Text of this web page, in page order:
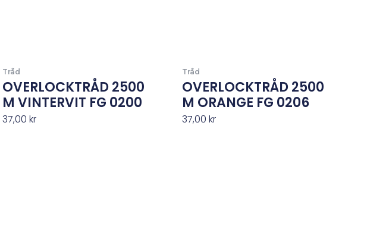
Tråd
OVERLOCKTRÅD 2500
M VINTERVIT FG 0200
37,00 kr
Tråd
OVERLOCKTRÅD 2500
M ORANGE FG 0206
37,00kr